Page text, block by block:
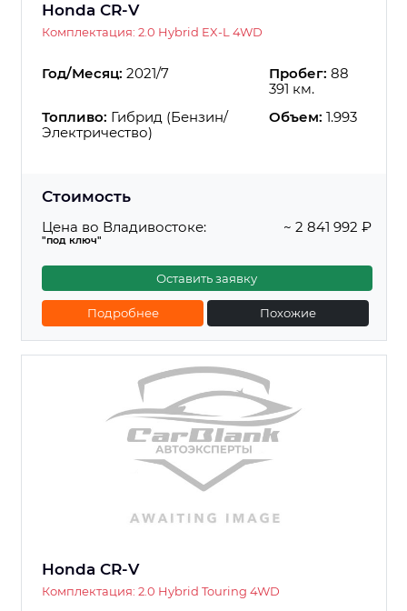
Honda CR-V
Комплектация: 2.0 Hybrid EX-L 4WD
Год/Месяц: 2021/7 Пробег: 88
391 км.
Топливо: Гибрид (Бензин/
Электричество)
Объем: 1.993
Стоимость
Цена во Владивостоке:
"под ключ"
~ 2 841 992 ₽
Оставить заявку
Подробнее Похожие
Honda CR-V
Комплектация: 2.0 Hybrid Touring 4WD